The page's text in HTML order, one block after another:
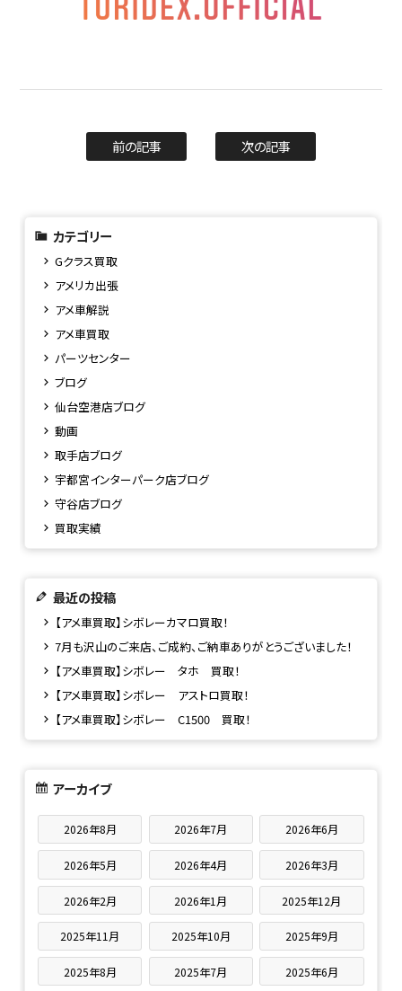
前の記事 次の記事
カテゴリー
Gクラス買取
アメリカ出張
アメ車解説
アメ車買取
パーツセンター
ブログ
仙台空港店ブログ
動画
取手店ブログ
宇都宮インターパーク店ブログ
守谷店ブログ
買取実績
最近の投稿
【アメ車買取】シボレーカマロ買取！
7月も沢山のご来店、ご成約、ご納車ありがとうございました！
【アメ車買取】シボレー タホ 買取！
【アメ車買取】シボレー アストロ買取！
【アメ車買取】シボレー C1500 買取！
アーカイブ
2026年8月 2026年7月 2026年6月
2026年5月 2026年4月 2026年3月
2026年2月 2026年1月 2025年12月
2025年11月 2025年10月 2025年9月
2025年8月 2025年7月 2025年6月